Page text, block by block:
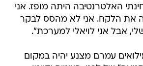
האלטרנטיבה היתה מופז. אני
את הלקח. אני לא מהסס לבקר
אבל אני לויאלי למערכת".
עמרם מצנע יהיה במקום